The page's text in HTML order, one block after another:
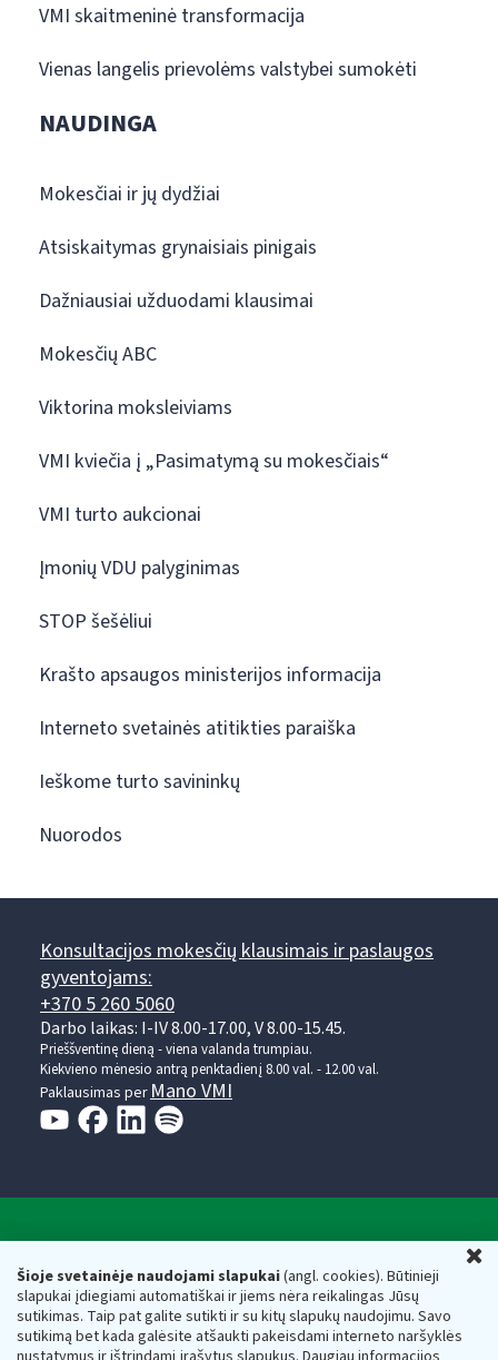
Šioje svetainėje naudojami slapukai(angl. cookies). Būtinieji
slapukai įdiegiami automatiškai ir jiems nėra reikalingas Jūsų
sutikimas. Taip pat galite sutikti ir su kitų slapukų naudojimu. Savo
sutikimą bet kada galėsite atšaukti pakeisdami interneto naršyklės
VMI skaitmeninė transformacija
Vienas langelis prievolėms valstybei sumokėti
NAUDINGA
Mokesčiai ir jų dydžiai
Atsiskaitymas grynaisiais pinigais
Dažniausiai užduodami klausimai
Mokesčių ABC
Viktorina moksleiviams
VMI kviečia į „Pasimatymą su mokesčiais“
VMI turto aukcionai
Įmonių VDU palyginimas
STOP šešėliui
Krašto apsaugos ministerijos informacija
Interneto svetainės atitikties paraiška
Ieškome turto savininkų
Nuorodos
Konsultacijos mokesčių klausimais ir paslaugos
gyventojams:
+370 5 260 5060
Darbo laikas: I-IV 8.00-17.00, V 8.00-15.45.
Prieššventinę dieną - viena valanda trumpiau.
Kiekvieno mėnesio antrą penktadienį 8.00 val. - 12.00 val.
Paklausimas per Mano VMI
Respublikos finansų ministerijos
Biudžetinė įstaiga. Juridinio asmens kodas — 188659752,
adresas: Vasario 16-osios g. 14, 01107 Vilnius, Lietuva, el.paštas:
vmi@vmi.lt, E. pristatymo dėžutės adresas 188659752